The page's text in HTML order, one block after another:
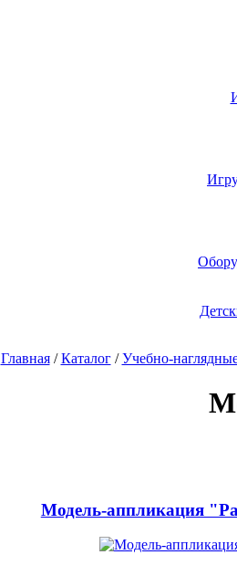
Главная/Каталог/Учебно-
Модель-аппликация